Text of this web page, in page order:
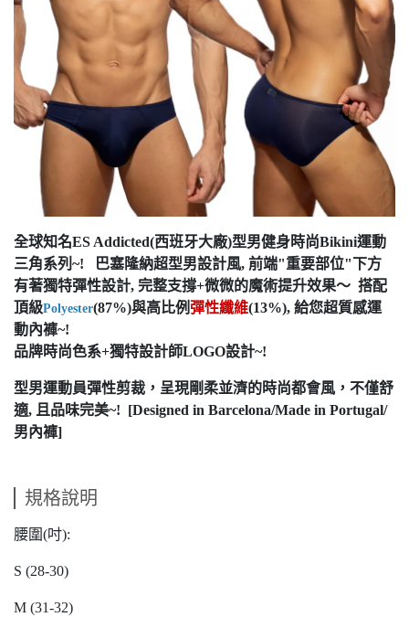
全球知名ES Addicted(西班牙大廠)型男健身時尚Bikini運動
三角系列~! 巴塞隆納超型男設計風, 前端"重要部位"下方
有著獨特彈性設計, 完整支撐+微微的魔術提升效果～ 搭配
頂級Polyester(87%)與高比例 彈性纖維(13%), 給您超質感運
動內褲~!
品牌時尚色系+獨特設計師LOGO設計~!
型男運動員彈性剪裁，呈現剛柔並濟的時尚都會風，不僅舒
適, 且品味完美~! [Designed in Barcelona/Made in Portugal/
男內褲]
規格說明
腰圍(吋):
S (28-30)
M (31-32)